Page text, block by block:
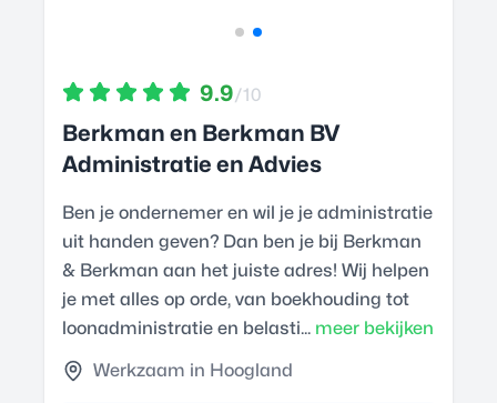
9.9/10
Berkman en Berkman BV
Administratie en Advies
Ben je ondernemer en wil je je administratie
uit handen geven? Dan ben je bij Berkman
& Berkman aan het juiste adres! Wij helpen
je met alles op orde, van boekhouding tot
loonadministratie en belasti... meer bekijken
Werkzaam in Hoogland